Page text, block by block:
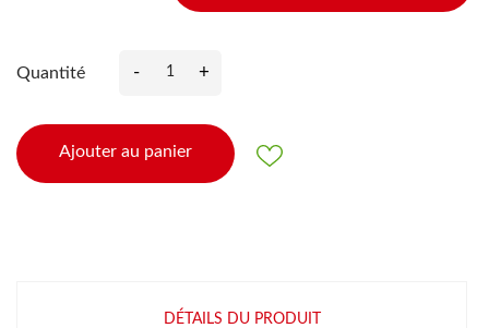
Quantité - +
Ajouter au panier
DÉTAILS DU PRODUIT